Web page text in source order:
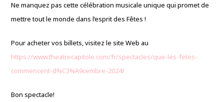
Ne manquez pas cette célébration musicale unique qui promet de
mettre tout le monde dans l’esprit des Fêtes !
Pour acheter vos billets, visitez le site Web au
https://www.theatrecapitole.com/fr/spectacles/que-les-fetes-
commencent-d%C3%A9cembre-2024/
Bon spectacle!